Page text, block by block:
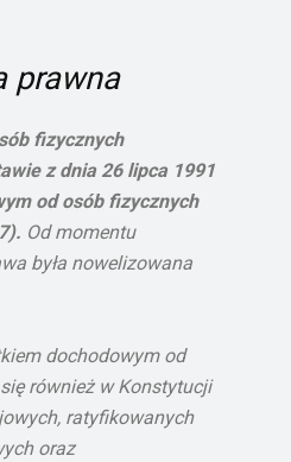
prawna
fizycznych
z dnia 26 lipca 1991
od osób fizycznych
Od momentu
była nowelizowana
dochodowym od
również w Konstytucji
ratyfikowanych
oraz